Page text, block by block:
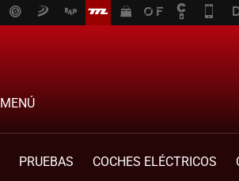
MENÚ
PRUEBAS COCHES ELÉCTRICOS